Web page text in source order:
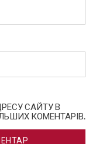
САЙТУ В
КОМЕНТАРІВ.